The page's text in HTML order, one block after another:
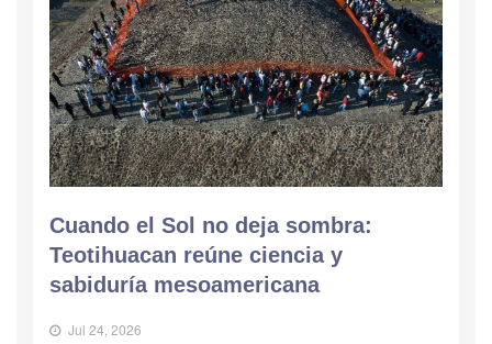
Cuando el Sol no deja sombra:
Teotihuacan reúne ciencia y
sabiduría mesoamericana
Jul 24, 2026